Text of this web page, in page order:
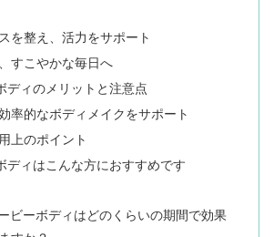
を整え、活力をサポート
すこやかな毎日へ
ディのメリットと注意点
率的なボディメイクをサポート
上のポイント
ディはこんな方におすすめです
ビーボディはどのくらいの期間で効果